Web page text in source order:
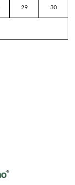
29 30